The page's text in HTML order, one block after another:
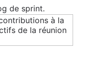
de sprint.